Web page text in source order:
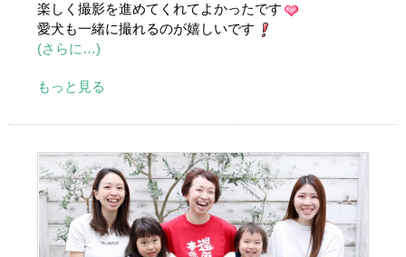
楽しく撮影を進めてくれてよかったです
愛犬も一緒に撮れるのが嬉しいです
(さらに…)
もっと見る